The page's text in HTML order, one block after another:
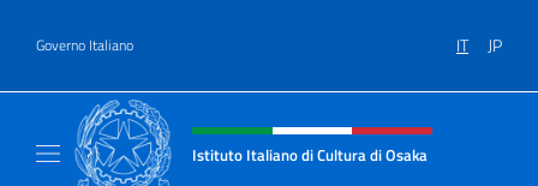
Governo Italiano IT JP
Intestazione sito, social e menù
Istituto Italiano di Cultura di Osaka